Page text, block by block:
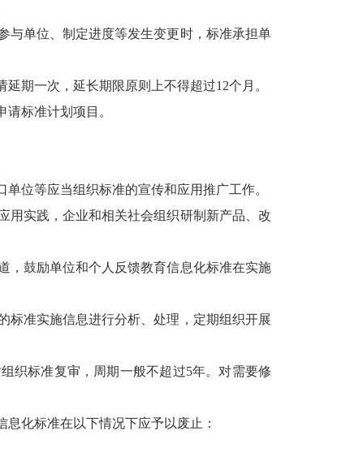
单位、制定进度等发生变更时，标准承担单
期一次，延长期限原则上不得超过12个月。
标准计划项目。
等应当组织标准的宣传和应用推广工作。
实践，企业和相关社会组织研制新产品、改
鼓励单位和个人反馈教育信息化标准在实施
准实施信息进行分析、处理，定期组织开展
标准复审，周期一般不超过5年。对需要修
化标准在以下情况下应予以废止：